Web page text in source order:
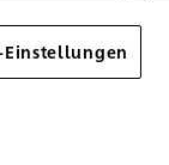
09:00 - 17:00
Einstellungen